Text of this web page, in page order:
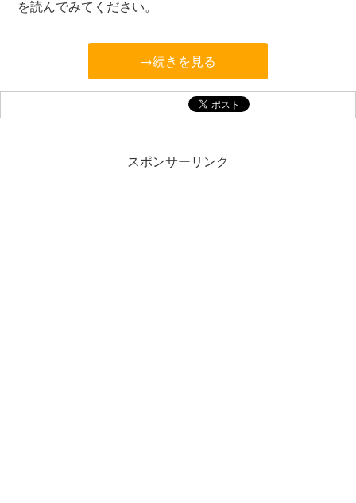
を読んでみてください。
→続きを見る
スポンサーリンク